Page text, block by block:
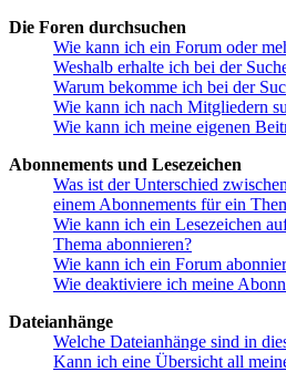
Die Foren durchsuchen
Wie kann ich ein Forum oder
Weshalb erhalte ich bei der
Warum bekomme ich bei der
Wie kann ich nach Mitgliedern
Wie kann ich meine eigenen
Abonnements und Lesezeichen
Was ist der Unterschied
einem Abonnements für ein
Wie kann ich ein Lesezeichen
Thema abonnieren?
Wie kann ich ein Forum
Wie deaktiviere ich meine
Dateianhänge
Welche Dateianhänge sind in
Kann ich eine Übersicht all